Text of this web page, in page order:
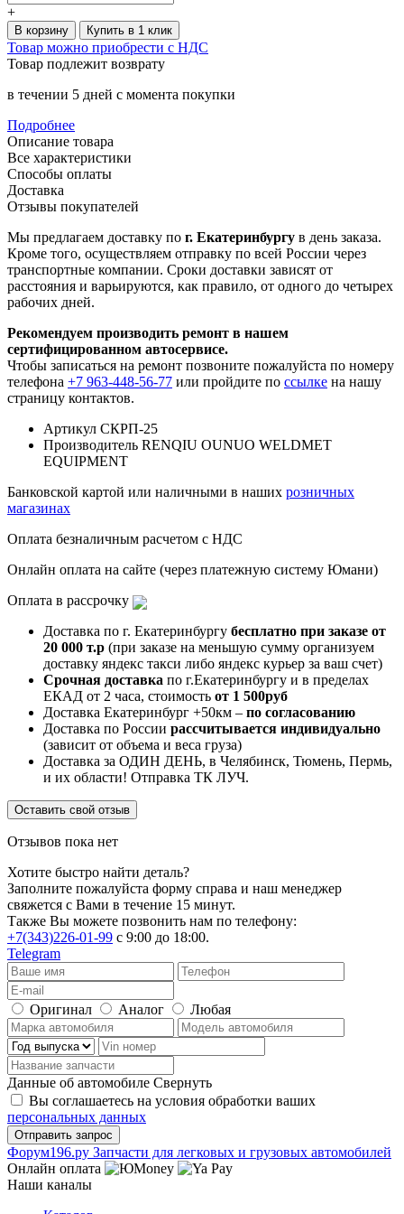
+
В корзину Купить в 1 клик
Товар можно приобрести с НДС
Товар подлежит возврату
в течении 5 дней с момента покупки
Подробнее
Описание товара
Все характеристики
Способы оплаты
Доставка
Отзывы покупателей
Мы предлагаем доставку по г. Екатеринбургу в день заказа.
Кроме того, осуществляем отправку по всей России через
транспортные компании. Сроки доставки зависят от
расстояния и варьируются, как правило, от одного до четырех
рабочих дней.
Рекомендуем производить ремонт в нашем
сертифицированном автосервисе.
Чтобы записаться на ремонт позвоните пожалуйста по номеру
телефона +7 963-448-56-77 или пройдите по ссылке на нашу
страницу контактов.
Артикул СКРП-25
Производитель RENQIU OUNUO WELDMET
EQUIPMENT
Банковской картой или наличными в наших розничных
магазинах
Оплата безналичным расчетом с НДС
Онлайн оплата на сайте (через платежную систему Юмани)
Оплата в рассрочку
Доставка по г. Екатеринбургу бесплатно при заказе от
20 000 т.р (при заказе на меньшую сумму организуем
доставку яндекс такси либо яндекс курьер за ваш счет)
Срочная доставка по г.Екатеринбургу и в пределах
ЕКАД от 2 часа, стоимость от 1 500руб
Доставка Екатеринбург +50км – по согласованию
Доставка по России рассчитывается индивидуально
(зависит от объема и веса груза)
Доставка за ОДИН ДЕНЬ, в Челябинск, Тюмень, Пермь,
и их области! Отправка ТК ЛУЧ.
Оставить свой отзыв
Отзывов пока нет
Хотите быстро найти деталь?
Заполните пожалуйста форму справа и наш менеджер
свяжется с Вами в течение 15 минут.
Также Вы можете позвонить нам по телефону:
+7(343)226-01-99 с 9:00 до 18:00.
Telegram
Оригинал Аналог Любая
Данные об автомобиле Свернуть
Вы соглашаетесь на условия обработки ваших
персональных данных
Фoрум196.ру Запчасти для легковых и грузовых автомобилей
Онлайн оплата
Наши каналы